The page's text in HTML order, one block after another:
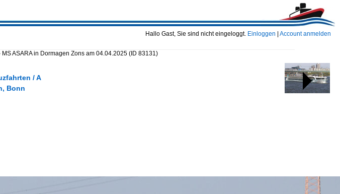
Hallo Gast, Sie sind nicht eingeloggt. Einloggen Account anmelden
MS ASARA in Dormagen Zons am 04.04.2025 (ID 83131)
/ A
Bonn